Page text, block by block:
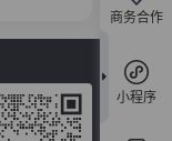
商务合作
小程序